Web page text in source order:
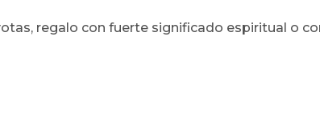
regalo con fuerte significado espiritual o